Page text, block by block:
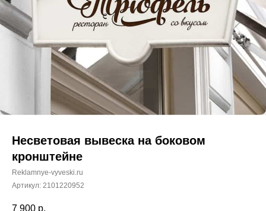
Несветовая вывеска на боковом
кронштейне
Reklamnye-vyveski.ru
Артикул: 2101220952
7 900 р.